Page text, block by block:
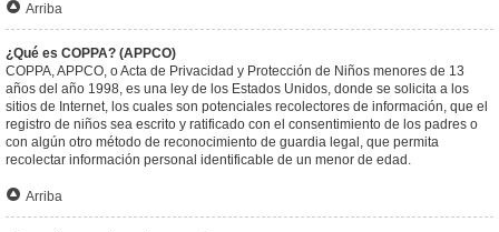
Arriba
¿Qué es COPPA? (APPCO)
COPPA, APPCO, o Acta de Privacidad y Protección de Niños menores de 13
años del año 1998, es una ley de los Estados Unidos, donde se solicita a los
sitios de Internet, los cuales son potenciales recolectores de información, que el
registro de niños sea escrito y ratificado con el consentimiento de los padres o
con algún otro método de reconocimiento de guardia legal, que permita
recolectar información personal identificable de un menor de edad.
Arriba